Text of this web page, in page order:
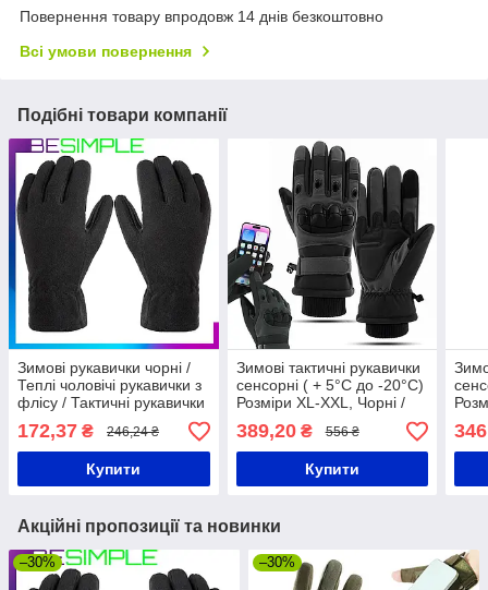
Повернення товару впродовж 14 днів безкоштовно
Всі умови повернення
Подібні товари компанії
Зимові рукавички чорні /
Теплі чоловічі рукавички з
флісу / Тактичні рукавички
172,37 ₴ 246,24 ₴
Купити
Зимові тактичні рукавички
сенсорні ( + 5°C до -20°C)
Розміри ХL-XХL, Чорні /
повнопалі
389,20₴ 556 ₴
Купити
Акційні пропозиції та новинки
–30% –30%